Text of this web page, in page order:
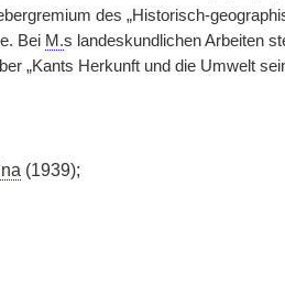
des „Historisch-
Bei M.s landeskundlichen Arbeiten
„Kants Herkunft und die Umwelt
(1939);